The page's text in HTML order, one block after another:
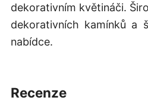
dekorativním květináči.
dekorativních kamínků a
nabídce.
recenze